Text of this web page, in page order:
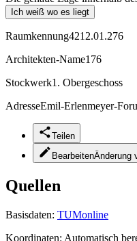
Ich weiß wo es liegt
Raumkennung4212.01.276
Architekten-Name176
Stockwerk1. Obergeschoss
AdresseEmil-Erlenmeyer-
Teilen
BearbeitenÄnderung
Quellen
Basisdaten: TUMonline
Koordinaten: Automatisch